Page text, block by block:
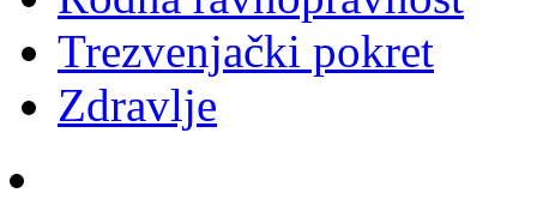
Trezvenjački pokret
Zdravlje